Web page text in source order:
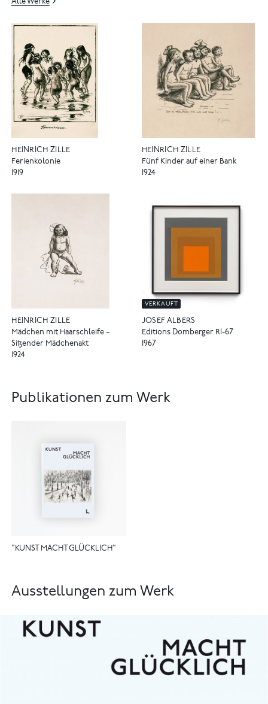
Alle Werke
HEINRICH ZILLE
Ferienkolonie
1919
HEINRICH ZILLE
Fünf Kinder auf einer Bank
1924
HEINRICH ZILLE
Mädchen mit Haarschleife –
Sitzender Mädchenakt
1924
VERKAUFT
JOSEF ALBERS
Editions Domberger RI-67
1967
Publikationen zum Werk
"KUNST MACHT GLÜCKLICH"
Ausstellungen zum Werk